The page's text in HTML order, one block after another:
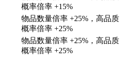
概率倍率 +15%
物品数量倍率 +25%，高品质
概率倍率 +25%
物品数量倍率 +25%，高品质
概率倍率 +25%